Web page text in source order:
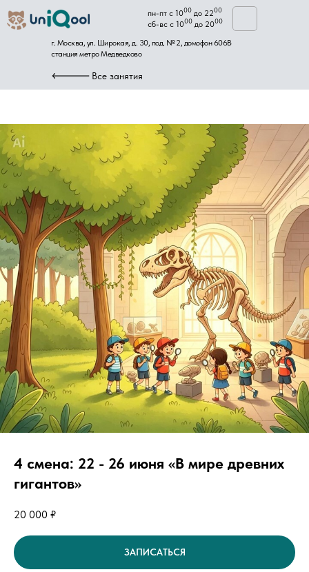
г. Москва, ул. Широкая, д. 30, под. № 2, домофон 606B
станция метро Медведково
пн-пт с 1000 до 2200
сб-вс с 1000 до 2000
Все занятия
4 смена: 22 - 26 июня «В мире древних
гигантов»
20 000 ₽
ЗАПИСАТЬСЯ